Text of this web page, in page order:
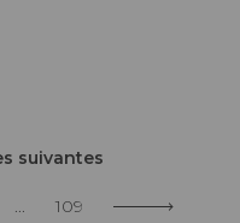
suivantes
... 109